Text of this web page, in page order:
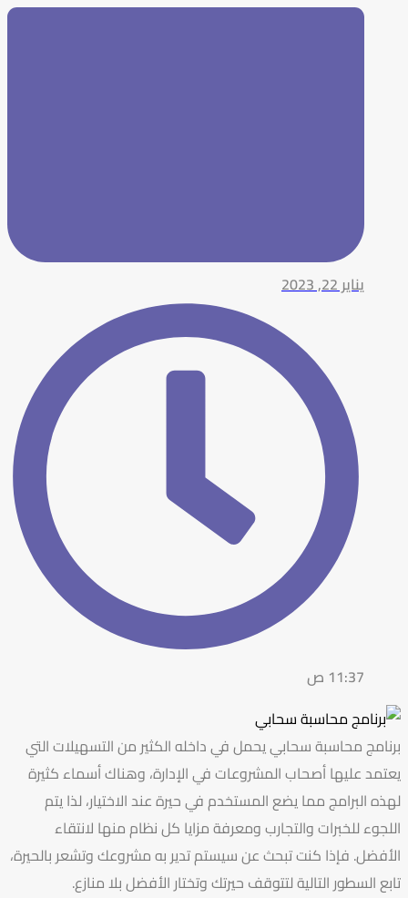
يناير 22, 2023
11:37 ص
برنامج محاسبة سحابي يحمل في داخله الكثير من التسهيلات التي
يعتمد عليها أصحاب المشروعات في الإدارة، وهناك أسماء كثيرة
لهذه البرامج مما يضع المستخدم في حيرة عند الاختيار، لذا يتم
اللجوء للخبرات والتجارب ومعرفة مزايا كل نظام منها لانتقاء
الأفضل. فإذا كنت تبحث عن سيستم تدير به مشروعك وتشعر بالحيرة،
تابع السطور التالية لتتوقف حيرتك وتختار الأفضل بلا منازع.